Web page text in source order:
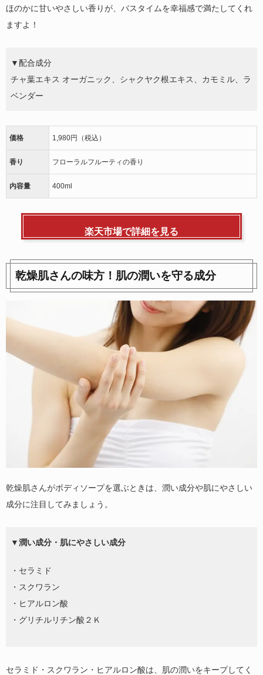
ほのかに甘いやさしい香りが、バスタイムを幸福感で満たしてくれ
ますよ！
▼配合成分
チャ葉エキス オーガニック、シャクヤク根エキス、 カモミル、ラ
ベンダー
価格 1,980円（税込）
香り フローラルフルーティの香り
内容量 400ml
楽天市場で詳細を見る
乾燥肌さんの味方！肌の潤いを守る成分
乾燥肌さんがボディソープを選ぶときは、潤い成分や肌にやさしい
成分に注目してみましょう。
▼潤い成分・肌にやさしい成分
・セラミド
・スクワラン
・ヒアルロン酸
・グリチルリチン酸２Ｋ
セラミド・スクワラン・ヒアルロン酸は、肌の潤いをキープしてく